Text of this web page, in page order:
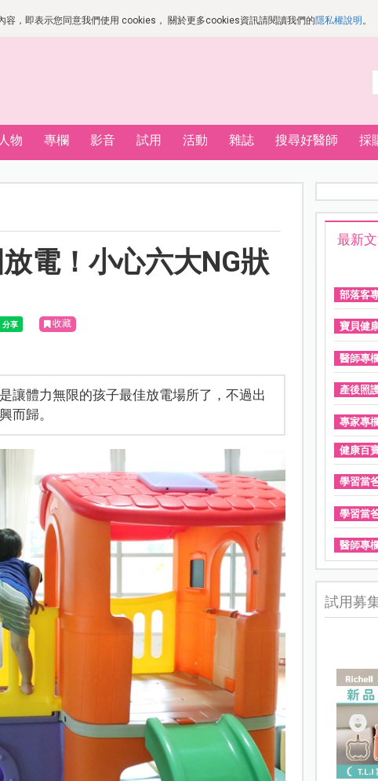
，即表示您同意我們使用 cookies， 關於更多cookies資訊請閱讀我們的隱私權說明 。
物 專欄 影音 試用 活動 雜誌 搜尋好醫師 採
電！小心六大NG狀
收藏
讓體力無限的孩子最佳放電場所了，不過出
而歸。
最新
部落客
寶貝健
醫師專
產後照
專家專
健康百
學習當
學習當
醫師專
試用募